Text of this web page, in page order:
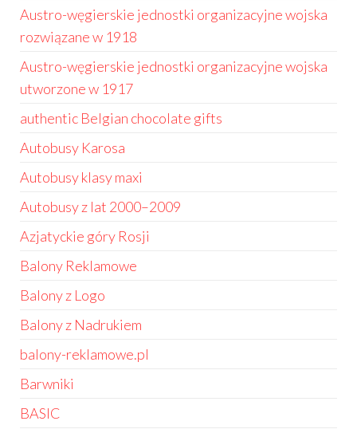
Austro-węgierskie jednostki organizacyjne wojska
rozwiązane w 1918
Austro-węgierskie jednostki organizacyjne wojska
utworzone w 1917
authentic Belgian chocolate gifts
Autobusy Karosa
Autobusy klasy maxi
Autobusy z lat 2000–2009
Azjatyckie góry Rosji
Balony Reklamowe
Balony z Logo
Balony z Nadrukiem
balony-reklamowe.pl
Barwniki
BASIC